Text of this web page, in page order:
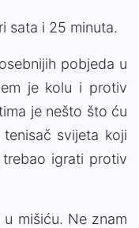
sata i 25 minuta.
pobjeda u
je kolu i protiv
je nešto što ću
svijeta koji
igrati protiv
mišiću. Ne znam